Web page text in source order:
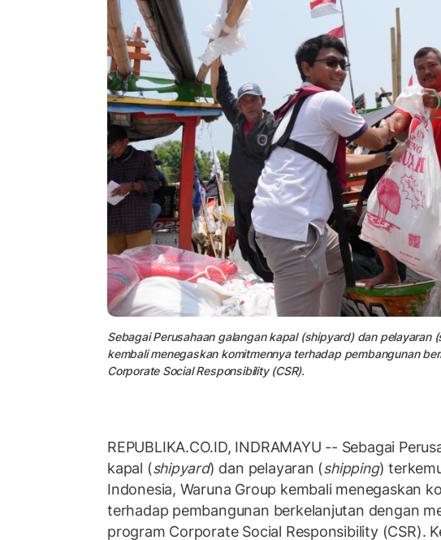
Sebagai Perusahaan galangan kapal (shipyard) dan pelayaran
kembali menegaskan komitmennya terhadap pembangunan
Corporate Social Responsibility (CSR).
REPUBLIKA.CO.ID, INDRAMAYU -- Sebagai
kapal (shipyard) dan pelayaran (shipping)
Indonesia, Waruna Group kembali menegaskan
terhadap pembangunan berkelanjutan dengan
program Corporate Social Responsibility (CSR).